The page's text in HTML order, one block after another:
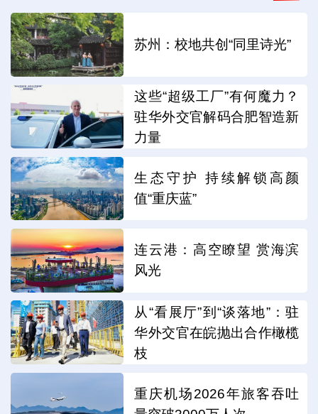
苏州：校地共创“同里诗光”
这些“超级工厂”有何魔力？
驻华外交官解码合肥智造新
力量
生态守护 持续解锁高颜
值“重庆蓝”
连云港：高空瞭望 赏海滨
风光
从“看展厅”到“谈落地”：驻
华外交官在皖抛出合作橄榄
枝
重庆机场2026年旅客吞吐